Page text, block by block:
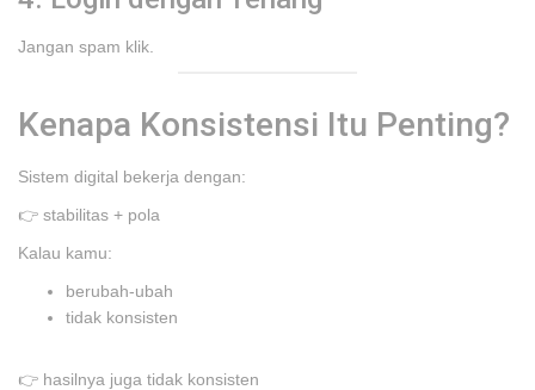
Jangan spam klik.
Kenapa Konsistensi Itu Penting?
Sistem digital bekerja dengan:
👉 stabilitas + pola
Kalau kamu:
berubah-ubah
tidak konsisten
👉 hasilnya juga tidak konsisten